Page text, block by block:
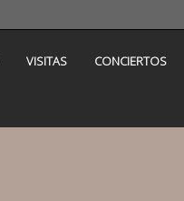
VISITAS CONCIERTOS